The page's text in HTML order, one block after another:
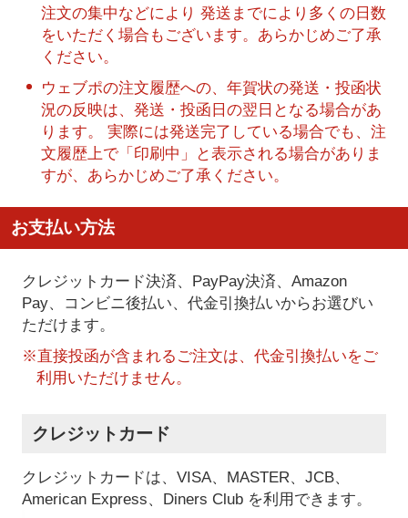
注文の集中などにより 発送までにより多くの日数
をいただく場合もございます。あらかじめご了承
ください。
ウェブポの注文履歴への、年賀状の発送・投函状
況の反映は、発送・投函日の翌日となる場合があ
ります。 実際には発送完了している場合でも、注
文履歴上で「印刷中」と表示される場合がありま
すが、あらかじめご了承ください。
お支払い方法
クレジットカード決済、PayPay決済、Amazon
Pay、コンビニ後払い、代金引換払いからお選びい
ただけます。
※直接投函が含まれるご注文は、代金引換払いをご
利用いただけません。
クレジットカード
クレジットカードは、VISA、MASTER、JCB、
American Express、Diners Club を利用できます。